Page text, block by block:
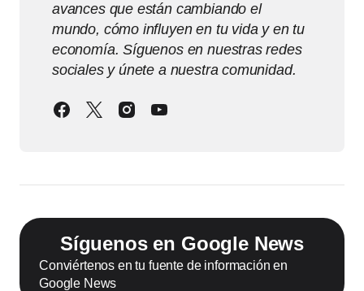
avances que están cambiando el
mundo, cómo influyen en tu vida y en tu
economía. Síguenos en nuestras redes
sociales y únete a nuestra comunidad.
Síguenos en Google News
Conviértenos en tu fuente de información en
Google News